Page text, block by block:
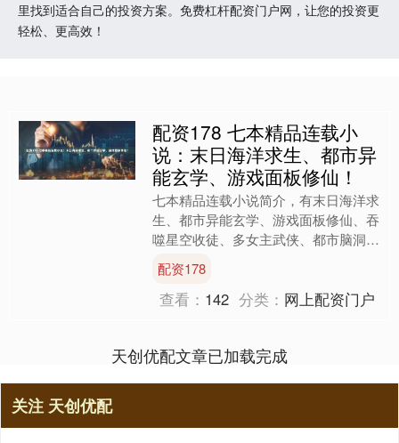
里找到适合自己的投资方案。免费杠杆配资门户网，让您的投资更
轻松、更高效！
配资178 七本精品连载小
说：末日海洋求生、都市异
能玄学、游戏面板修仙！
七本精品连载小说简介，有末日海洋求
生、都市异能玄学、游戏面板修仙、吞
噬星空收徒、多女主武侠、都市脑洞、
古穿今历史等元素。下面会介绍每本书
的发布时间、字数、剧情、....
配资178
查看： 142 分类： 网上配资门户
天创优配文章已加载完成
关注 天创优配